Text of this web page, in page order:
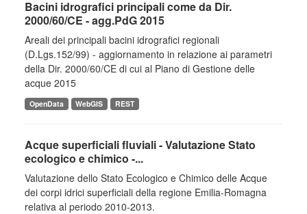
Bacini idrografici principali come da Dir.
2000/60/CE - agg.PdG 2015
Areali dei principali bacini idrografici regionali
(D.Lgs.152/99) - aggiornamento in relazione ai parametri
della Dir. 2000/60/CE di cui al Piano di Gestione delle
acque 2015
OpenData WebGIS REST
Acque superficiali fluviali - Valutazione Stato
ecologico e chimico -...
Valutazione dello Stato Ecologico e Chimico delle Acque
dei corpi idrici superficiali della regione Emilia-Romagna
relativa al periodo 2010-2013.